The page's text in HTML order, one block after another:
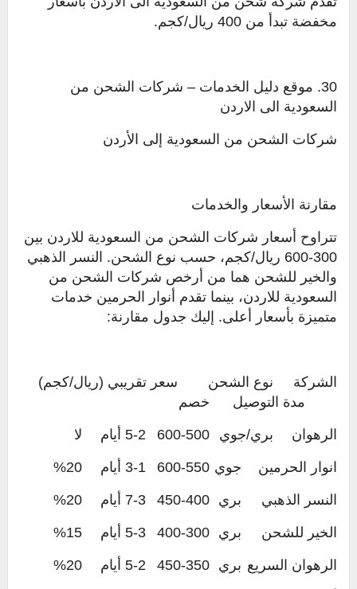
مخفضة تبدأ من 400 ريال/كجم.
30. موقع دليل الخدمات – شركات الشحن من
السعودية الى الاردن
شركات الشحن من السعودية إلى الأردن
مقارنة الأسعار والخدمات
تتراوح أسعار شركات الشحن من السعودية للاردن بين
300-600 ريال/كجم، حسب نوع الشحن. النسر الذهبي
والخير للشحن هما من أرخص شركات الشحن من
السعودية للاردن، بينما تقدم أنوار الحرمين خدمات
متميزة بأسعار أعلى. إليك جدول مقارنة:
الشركة نوع الشحن
سعر تقريبي (ريال/كجم)
مدة التوصيل
خصم
الرهوان بري/جوي 500-600 2-5 أيام لا
انوار الحرمين جوي 550-600 1-3 أيام 20%
النسر الذهبي بري 400-450 3-7 أيام 20%
الخير للشحن بري 300-400 3-5 أيام 15%
الرهوان السريع بري 350-450 2-5 أيام 20%